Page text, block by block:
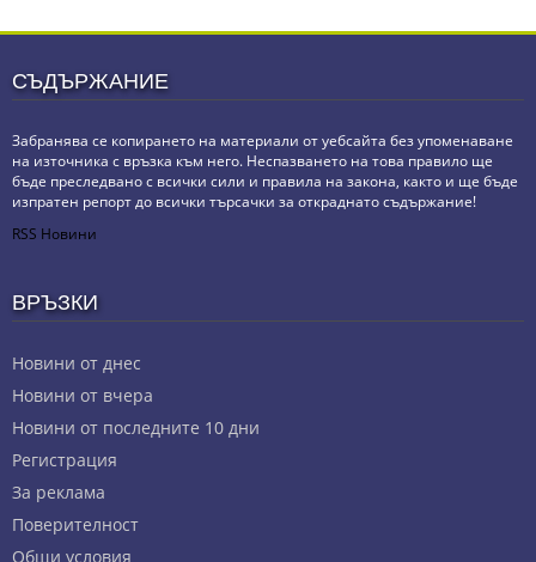
СЪДЪРЖАНИЕ
Забранява се копирането на материали от уебсайта без упоменаване
на източника с връзка към него. Неспазването на това правило ще
бъде преследвано с всички сили и правила на закона, както и ще бъде
изпратен репорт до всички търсачки за откраднато съдържание!
RSS Новини
ВРЪЗКИ
Новини от днес
Новини от вчера
Новини от последните 10 дни
Регистрация
За реклама
Πoвepитeлнocт
Общи условия